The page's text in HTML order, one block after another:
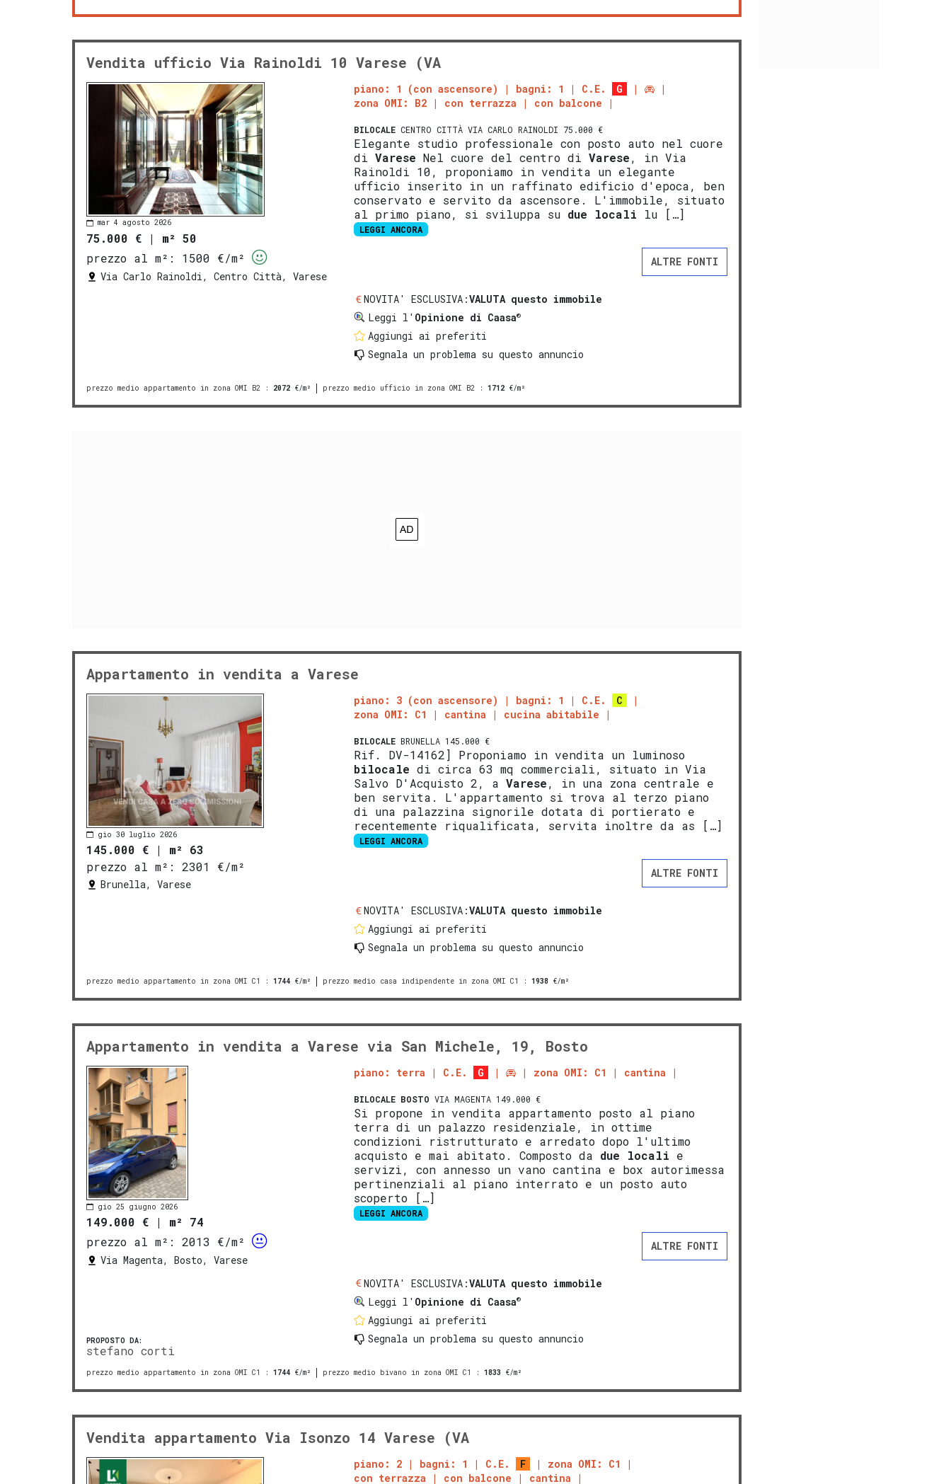
Vendita ufficio Via Rainoldi 10 Varese (VA
mar 4 agosto 2026
75.000 € | m² 50
prezzo al m²:
1500 €/m²
Via Carlo Rainoldi, Centro Città, Varese
piano: 1 (con ascensore) bagni: 1 C.E.
G
zona OMI: B2
con terrazza con balcone
BILOCALE CENTRO CITTÀ VIA CARLO RAINOLDI 75.000 €
Elegante studio professionale con posto auto nel cuore
diVarese Nel cuore del centro diVarese, in Via
Rainoldi 10, proponiamo in vendita un elegante
ufficio inserito in un raffinato edificio d'epoca, ben
conservato e servito da ascensore. L'immobile, situato
al primo piano, si sviluppa su due locali lu […]
LEGGI ANCORA
ALTRE FONTI
NOVITA' ESCLUSIVA:VALUTA questo immobile
Leggi l' Opinione di Caasa®
Aggiungi ai preferiti
Segnala un problema su questo annuncio
prezzo medio appartamento in zona OMI B2 : 2072 €/m² prezzo medio ufficio in zona OMI B2 : 1712 €/m²
Appartamento in vendita a Varese
gio 30 luglio 2026
145.000 € | m² 63
prezzo al m²:
2301 €/m²
Brunella, Varese
piano: 3 (con ascensore) bagni: 1 C.E.
C
zona OMI: C1
cantina cucina abitabile
BILOCALE BRUNELLA 145.000 €
Rif. DV-14162] Proponiamo in vendita un luminoso
bilocale di circa 63 mq commerciali, situato in Via
Salvo D'Acquisto 2, aVarese, in una zona centrale e
ben servita. L'appartamento si trova al terzo piano
di una palazzina signorile dotata di portierato e
recentemente riqualificata, servita inoltre da as […]
LEGGI ANCORA
ALTRE FONTI
NOVITA' ESCLUSIVA:VALUTA questo immobile
Aggiungi ai preferiti
Segnala un problema su questo annuncio
prezzo medio appartamento in zona OMI C1 : 1744 €/m² prezzo medio casa indipendente in zona OMI C1 : 1938 €/m²
Appartamento in vendita a Varese via San Michele, 19, Bosto
gio 25 giugno 2026
149.000 € | m² 74
prezzo al m²:
2013 €/m²
Via Magenta, Bosto, Varese
PROPOSTO DA:
stefano corti
piano: terra C.E. G zona OMI: C1 cantina
BILOCALE BOSTO VIA MAGENTA 149.000 €
Si propone in vendita appartamento posto al piano
terra di un palazzo residenziale, in ottime
condizioni ristrutturato e arredato dopo l'ultimo
acquisto e mai abitato. Composto da due locali e
servizi, con annesso un vano cantina e box autorimessa
pertinenziali al piano interrato e un posto auto
scoperto […]
LEGGI ANCORA
ALTRE FONTI
NOVITA' ESCLUSIVA:VALUTA questo immobile
Leggi l' Opinione di Caasa®
Aggiungi ai preferiti
Segnala un problema su questo annuncio
prezzo medio appartamento in zona OMI C1 : 1744 €/m² prezzo medio bivano in zona OMI C1 : 1833 €/m²
Vendita appartamento Via Isonzo 14 Varese (VA
piano: 2 bagni: 1 C.E. F
zona OMI: C1
con terrazza
con balcone cantina